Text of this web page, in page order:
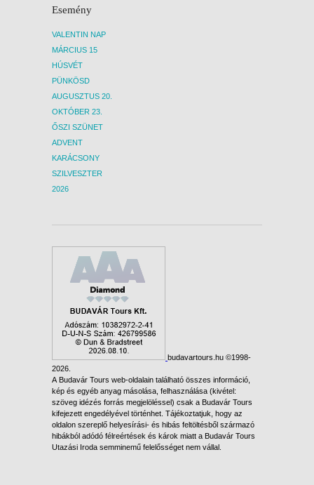
Esemény
VALENTIN NAP
MÁRCIUS 15
HÚSVÉT
PÜNKÖSD
AUGUSZTUS 20.
OKTÓBER 23.
ŐSZI SZÜNET
ADVENT
KARÁCSONY
SZILVESZTER
2026
budavartours.hu ©1998-
2026.
A Budavár Tours web-oldalain található összes információ,
kép és egyéb anyag másolása, felhasználása (kivétel:
szöveg idézés forrás megjelöléssel) csak a Budavár Tours
kifejezett engedélyével történhet. Tájékoztatjuk, hogy az
oldalon szereplő helyesírási- és hibás feltöltésből származó
hibákból adódó félreértések és károk miatt a Budavár Tours
Utazási Iroda semminemű felelősséget nem vállal.